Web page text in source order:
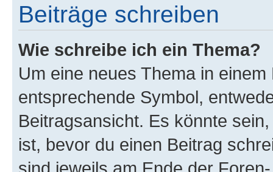
Beiträge schreiben
Wie schreibe ich ein Thema?
Um eine neues Thema in
entsprechende Symbol,
Beitragsansicht. Es könnte
ist, bevor du einen Beitrag
sind jeweils am Ende der